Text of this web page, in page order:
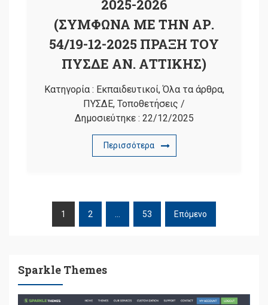
2025-2026
(ΣΥΜΦΩΝΑ ΜΕ ΤΗΝ ΑΡ.
54/19-12-2025 ΠΡΑΞΗ ΤΟΥ
ΠΥΣΔΕ ΑΝ. ΑΤΤΙΚΗΣ)
Κατηγορία : Εκπαιδευτικοί,Όλα τα άρθρα,
ΠΥΣΔΕ, Τοποθετήσεις /
Δημοσιεύτηκε : 22/12/2025
Περισσότερα
ΠΛΟΉΓΗΣΗ
1 2 … 53 Επόμενο
Sparkle Themes